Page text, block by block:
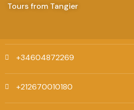
Tours from Tangier
+34604872269
+212670010180